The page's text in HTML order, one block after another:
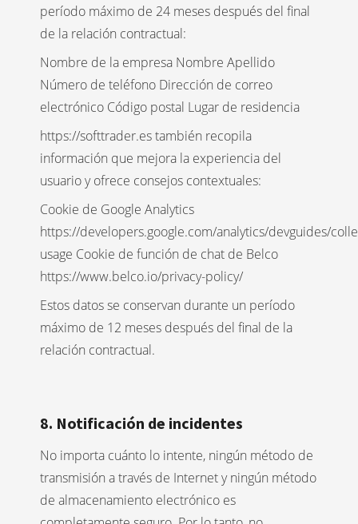
período máximo de 24 meses después del final
de la relación contractual:
Nombre de la empresa Nombre Apellido
Número de teléfono Dirección de correo
electrónico Código postal Lugar de residencia
https://softtrader.es también recopila
información que mejora la experiencia del
usuario y ofrece consejos contextuales:
Cookie de Google Analytics
https://developers.google.com/analytics/devguides/
usage Cookie de función de chat de Belco
https://www.belco.io/privacy-policy/
Estos datos se conservan durante un período
máximo de 12 meses después del final de la
relación contractual.
8. Notificación de incidentes
No importa cuánto lo intente, ningún método de
transmisión a través de Internet y ningún método
de almacenamiento electrónico es